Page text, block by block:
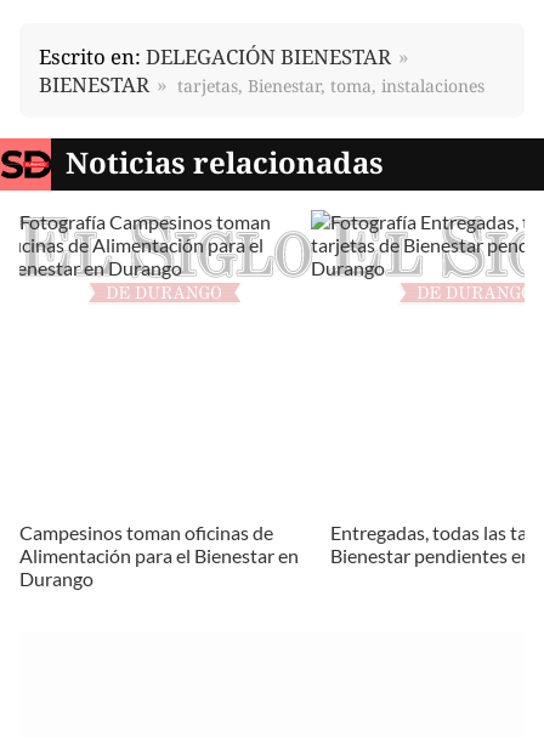
Escrito en: DELEGACIÓN BIENESTAR
BIENESTAR
tarjetas, Bienestar, toma, instalaciones
Noticias relacionadas
Campesinos toman oficinas de
Alimentación para el Bienestar en
Durango
Entregadas, todas las
Bienestar pendientes en